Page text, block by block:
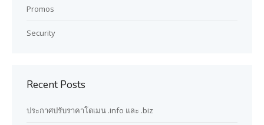
Promos
Security
Recent Posts
ประกาศปรับราคาโดเมน .info และ .biz